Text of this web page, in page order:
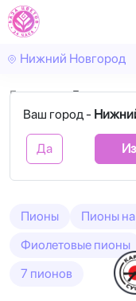
Нижний Новгород
Ваш город -
Да
Главная Белые
Букеты
Пионы Пионы
Фиолетовые пионы
7 пионов